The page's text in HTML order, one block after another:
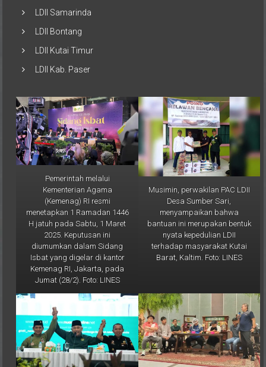
LDII Samarinda
LDII Bontang
LDII Kutai Timur
LDII Kab. Paser
Pemerintah melalui
Kementerian Agama
(Kemenag) RI resmi
menetapkan 1 Ramadan 1446
H jatuh pada Sabtu, 1 Maret
2025. Keputusan ini
diumumkan dalam Sidang
Isbat yang digelar di kantor
Kemenag RI, Jakarta, pada
Jumat (28/2). Foto: LINES
Musimin, perwakilan PAC LDII
Desa Sumber Sari,
menyampaikan bahwa
bantuan ini merupakan bentuk
nyata kepedulian LDII
terhadap masyarakat Kutai
Barat, Kaltim. Foto: LINES